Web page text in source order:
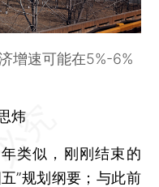
增速可能在5%-6%
炜
类似，刚刚结束的
”规划纲要；与此前